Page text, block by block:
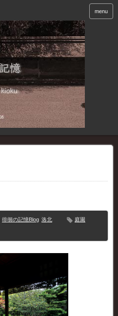
menu
徘徊の記憶Blog 洛北 庭園